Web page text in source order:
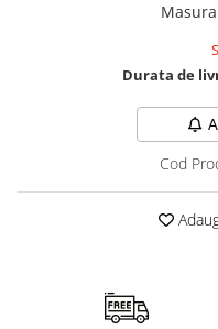
Masura
Durata de
Cod